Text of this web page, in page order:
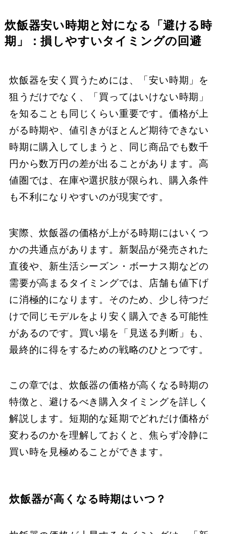
炊飯器安い時期と対になる「避ける時
期」：損しやすいタイミングの回避
炊飯器を安く買うためには、「安い時期」を
狙うだけでなく、「買ってはいけない時期」
を知ることも同じくらい重要です。価格が上
がる時期や、値引きがほとんど期待できない
時期に購入してしまうと、同じ商品でも数千
円から数万円の差が出ることがあります。高
値圏では、在庫や選択肢が限られ、購入条件
も不利になりやすいのが現実です。
実際、炊飯器の価格が上がる時期にはいくつ
かの共通点があります。新製品が発売された
直後や、新生活シーズン・ボーナス期などの
需要が高まるタイミングでは、店舗も値下げ
に消極的になります。そのため、少し待つだ
けで同じモデルをより安く購入できる可能性
があるのです。買い場を「見送る判断」も、
最終的に得をするための戦略のひとつです。
この章では、炊飯器の価格が高くなる時期の
特徴と、避けるべき購入タイミングを詳しく
解説します。短期的な延期でどれだけ価格が
変わるのかを理解しておくと、焦らず冷静に
買い時を見極めることができます。
炊飯器が高くなる時期はいつ？